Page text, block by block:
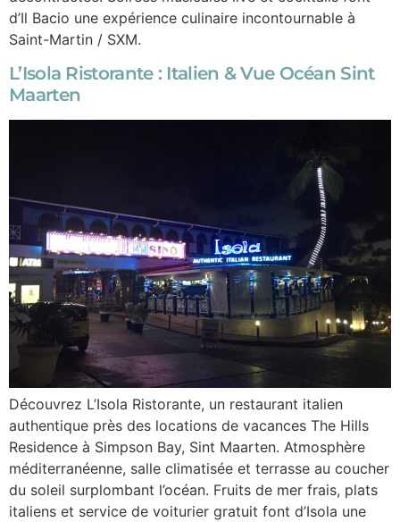
d’Il Bacio une expérience culinaire incontournable à
Saint-Martin / SXM.
L’Isola Ristorante : Italien & Vue Océan Sint
Maarten
Découvrez L’Isola Ristorante, un restaurant italien
authentique près des locations de vacances The Hills
Residence à Simpson Bay, Sint Maarten. Atmosphère
méditerranéenne, salle climatisée et terrasse au coucher
du soleil surplombant l’océan. Fruits de mer frais, plats
italiens et service de voiturier gratuit font d’Isola une